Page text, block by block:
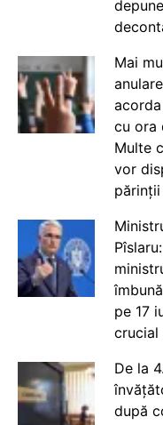
Mai
cu ora
Multe
vor
părinții
pe 17
crucial
De la
după